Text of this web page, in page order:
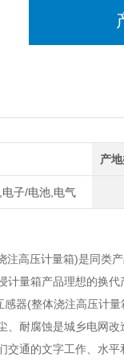
产地
子/电池,电气
注高压计量箱)是同类
量箱产品理想的换代
器(整体浇注高压计
耐腐蚀是城乡电网改
交通的文字工作、水